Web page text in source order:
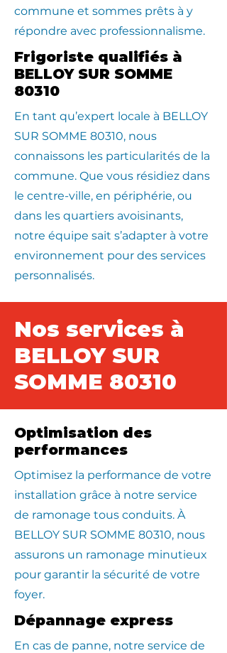
commune et sommes prêts à y
répondre avec professionnalisme.
Frigoriste qualifiés à
BELLOY SUR SOMME
80310
En tant qu’expert locale à BELLOY
SUR SOMME 80310, nous
connaissons les particularités de la
commune. Que vous résidiez dans
le centre-ville, en périphérie, ou
dans les quartiers avoisinants,
notre équipe sait s’adapter à votre
environnement pour des services
personnalisés.
Nos services à
BELLOY SUR
SOMME 80310
Optimisation des
performances
Optimisez la performance de votre
installation grâce à notre service
de ramonage tous conduits. À
BELLOY SUR SOMME 80310, nous
assurons un ramonage minutieux
pour garantir la sécurité de votre
foyer.
Dépannage express
En cas de panne, notre service de